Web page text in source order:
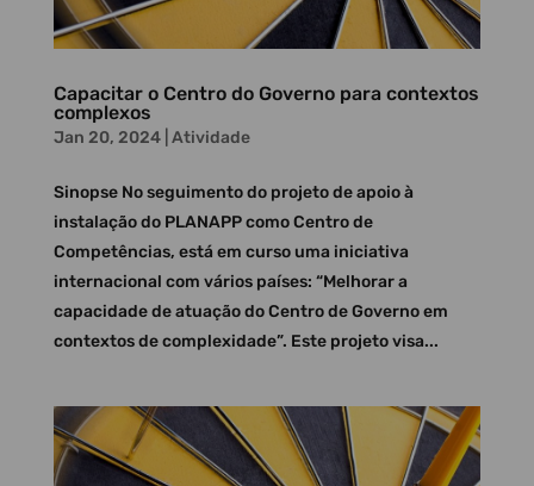
Capacitar o Centro do Governo para contextos
complexos
Jan 20, 2024| Atividade
Sinopse No seguimento do projeto de apoio à
instalação do PLANAPP como Centro de
Competências, está em curso uma iniciativa
internacional com vários países: “Melhorar a
capacidade de atuação do Centro de Governo em
contextos de complexidade”. Este projeto visa...